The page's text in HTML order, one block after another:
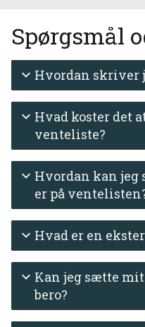
Spørgsmål
Hvordan skriver
Hvad koster det
venteliste?
Hvordan kan jeg
er på
Hvad er en
Kan jeg sætte
bero?